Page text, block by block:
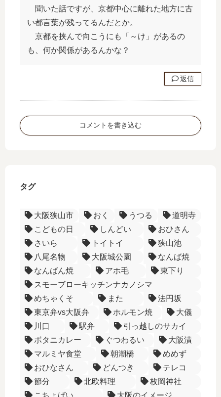
聞いた話ですが、京都中心に離れた地方に古
い都言葉が残ってるんだとか。
京都を挟んで向こうにも「～け」があるの
も、何か関係があるんかな？
返信
コメントを書き込む
タグ
大阪狭山市 おく うつる
道明寺
こどもの日
しんどい
おひさん
さいら
トイトイ
狭山池
八尾名物
大阪城公園
なんば焼
なんばん焼
アホ毛
東下り
スモーブローキッチンナカノシマ
めちゃくそ
また
法円坂
東京弁vs大阪弁
ホルモン焼
大儀
川口
駅弁
引っ越しのサカイ
ボタニカレー
ぐつわるい
大阪漬
マルミヤ食堂
朝潮橋
めめず
おひなさん
どんつき
テレコ
節分
北欧料理
枚岡神社